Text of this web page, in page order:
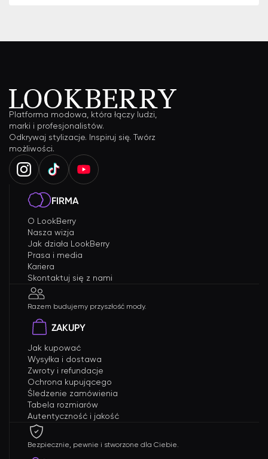
Platforma modowa, która łączy ludzi,
marki i profesjonalistów.
Odkrywaj stylizacje. Inspiruj się. Twórz
możliwości.
FIRMA
O LookBerry
Nasza wizja
Jak działa LookBerry
Prasa i media
Kariera
Skontaktuj się z nami
Razem budujemy przyszłość mody.
ZAKUPY
Jak kupować
Wysyłka i dostawa
Zwroty i refundacje
Ochrona kupującego
Śledzenie zamówienia
Tabela rozmiarów
Autentyczność i jakość
Bezpiecznie, pewnie i stworzone dla Ciebie.